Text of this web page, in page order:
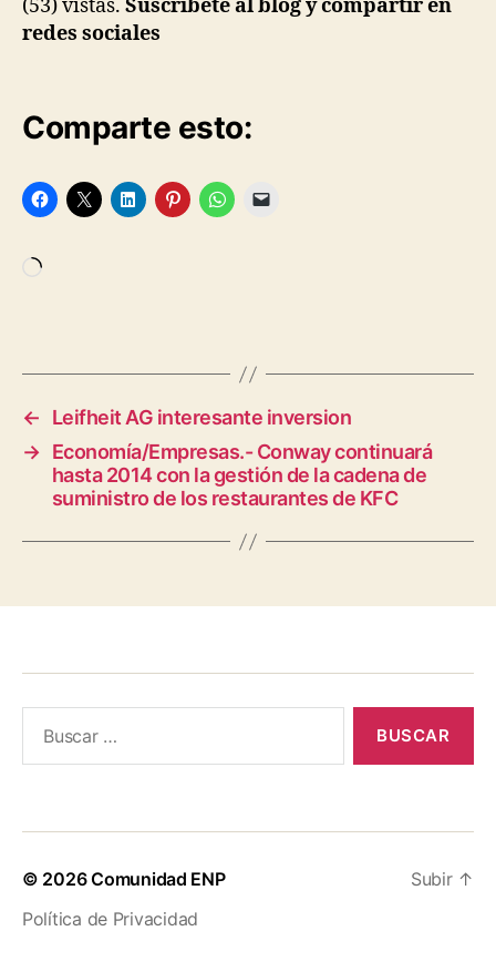
(53) vistas. Suscribete al blog y compartir en
redes sociales
Comparte esto:
←
Leifheit AG interesante inversion
→ Economía/Empresas.- Conway continuará
hasta 2014 con la gestión de la cadena de
suministro de los restaurantes de KFC
© 2026Comunidad ENP
Política de Privacidad
Subir ↑